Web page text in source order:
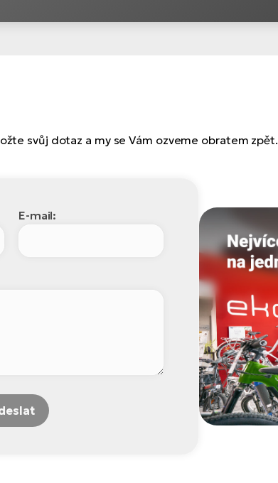
svůj dotaz a my se Vám ozveme obratem zpět.
E-mail: